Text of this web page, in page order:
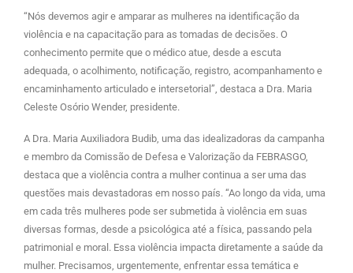
“Nós devemos agir e amparar as mulheres na identificação da
violência e na capacitação para as tomadas de decisões. O
conhecimento permite que o médico atue, desde a escuta
adequada, o acolhimento, notificação, registro, acompanhamento e
encaminhamento articulado e intersetorial”, destaca a Dra. Maria
Celeste Osório Wender, presidente.
A Dra. Maria Auxiliadora Budib, uma das idealizadoras da campanha
e membro da Comissão de Defesa e Valorização da FEBRASGO,
destaca que a violência contra a mulher continua a ser uma das
questões mais devastadoras em nosso país. “Ao longo da vida, uma
em cada três mulheres pode ser submetida à violência em suas
diversas formas, desde a psicológica até a física, passando pela
patrimonial e moral. Essa violência impacta diretamente a saúde da
mulher. Precisamos, urgentemente, enfrentar essa temática e